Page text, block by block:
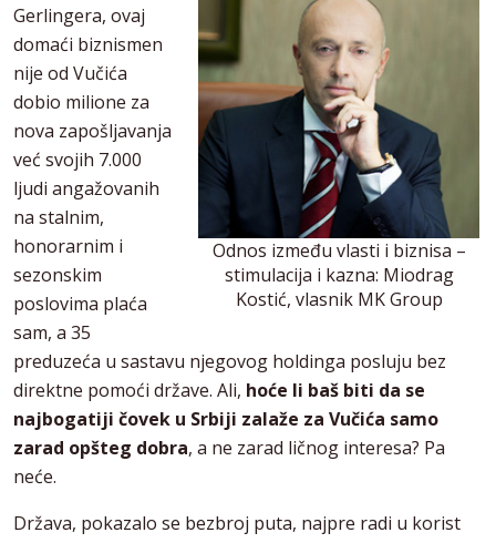
Odnos između vlasti i biznisa –
stimulacija i kazna: Miodrag
Kostić, vlasnik MK Group
Gerlingera, ovaj
domaći biznismen
nije od Vučića
dobio milione za
nova zapošljavanja
već svojih 7.000
ljudi angažovanih
na stalnim,
honorarnim i
sezonskim
poslovima plaća
sam, a 35
preduzeća u sastavu njegovog holdinga posluju bez
direktne pomoći države. Ali, hoće li baš biti da se
najbogatiji čovek u Srbiji zalaže za Vučića samo
zarad opšteg dobra, a ne zarad ličnog interesa? Pa
neće.
Država, pokazalo se bezbroj puta, najpre radi u korist